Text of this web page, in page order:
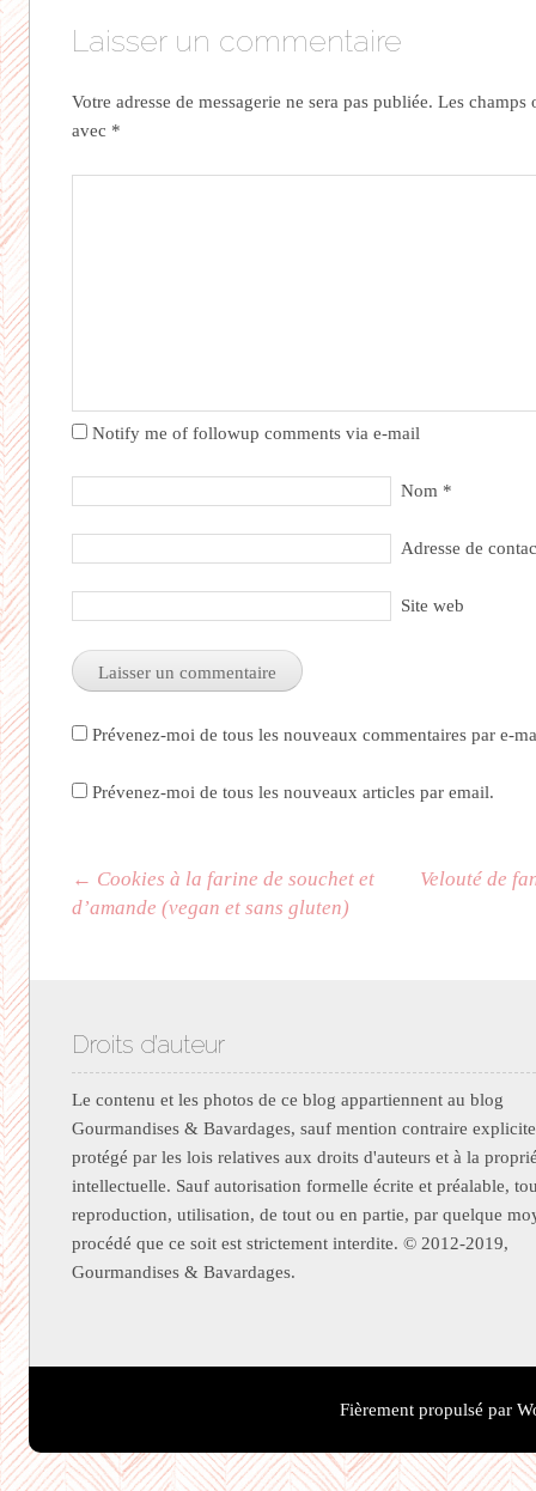
Laisser un commentaire
Votre adresse de messagerie ne sera pas publiée. Les champs
avec *
Notify me of followup comments via e-mail
Nom *
Adresse de
Site web
Prévenez-moi de tous les nouveaux commentaires par e-
Prévenez-moi de tous les nouveaux articles par email.
Navigation des articles
← Cookies à la farine de souchet et
d’amande (vegan et sans gluten)
Velouté de
Droits d’auteur
Le contenu et les photos de ce blog appartiennent au blog
Gourmandises & Bavardages, sauf mention contraire
protégé par les lois relatives aux droits d'auteurs et à la
intellectuelle. Sauf autorisation formelle écrite et préalable,
reproduction, utilisation, de tout ou en partie, par quelque
procédé que ce soit est strictement interdite. © 2012-2019,
Gourmandises & Bavardages.
Fièrement propulsé par